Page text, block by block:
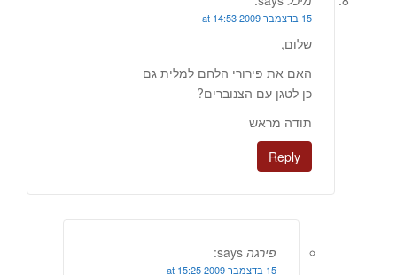
15 בדצמבר 2009 at 14:53
שלום,
האם את פירורי הלחם למלית גם
כן לטגן עם הצנוברים?
תודה מראש
Reply
פירגה says:
15 בדצמבר 2009 at 15:25